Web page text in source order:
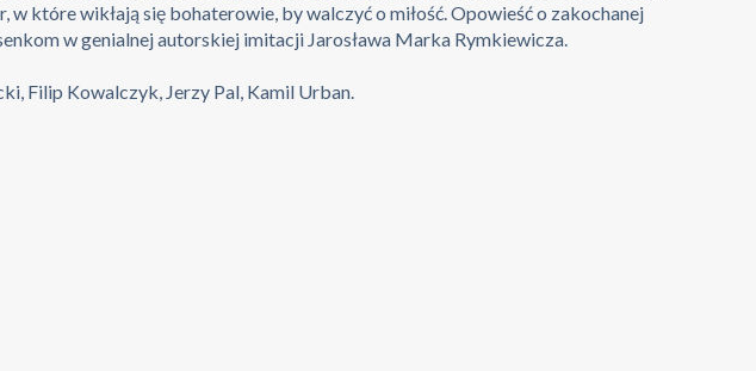
które wikłają się bohaterowie, by walczyć o miłość. Opowieść o zakochanej
w genialnej autorskiej imitacji Jarosława Marka Rymkiewicza.
Filip Kowalczyk, Jerzy Pal, Kamil Urban.